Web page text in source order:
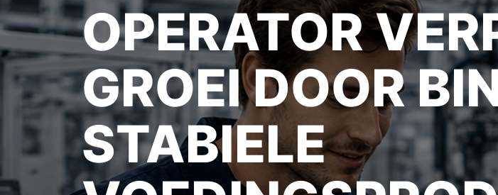
OPERATOR
GROEI DOOR
STABIELE